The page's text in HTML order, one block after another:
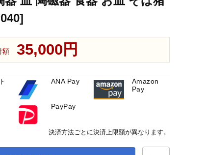
額 35,000円
ANA Pay
Amazon
Pay
PayPay
決済方法ごとに決済上限額が異なります。